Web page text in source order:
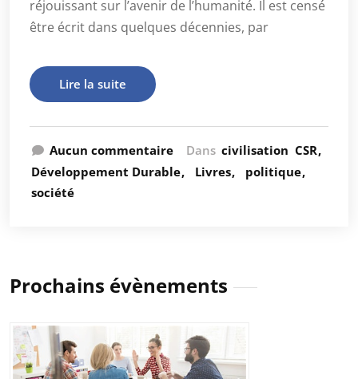
réjouissant sur l’avenir de l’humanité. Il est censé
être écrit dans quelques décennies, par
Lire la suite
Aucun commentaire Dans civilisation CSR
Développement Durable
Livres
politique
société
Prochains évènements